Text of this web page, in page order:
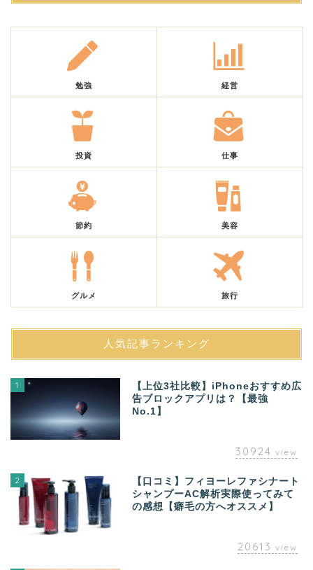
勉強 経営
投資 仕事
節約 美容
グルメ 旅行
人気記事ランキング
1
【上位3社比較】iPhoneおすすめ広
告ブロックアプリは？【最強
No.1】
30924 view
2
【口コミ】フィヨーレファシナート
シャンプーAC解析実際使ってみて
の感想【癖毛の方へオススメ】
20613 view